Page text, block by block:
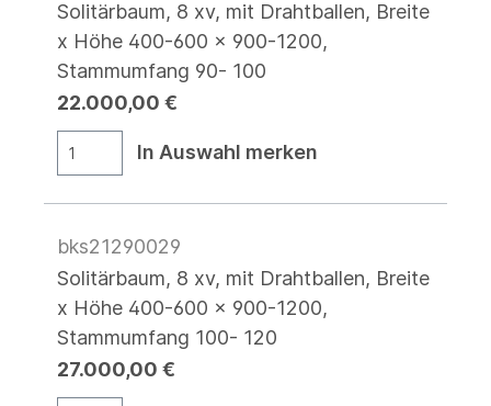
Solitärbaum, 8 xv, mit Drahtballen, Breite
x Höhe 400-600 x 900-1200,
Stammumfang 90- 100
22.000,00 €
In Auswahl merken
bks21290029
Solitärbaum, 8 xv, mit Drahtballen, Breite
x Höhe 400-600 x 900-1200,
Stammumfang 100- 120
27.000,00 €